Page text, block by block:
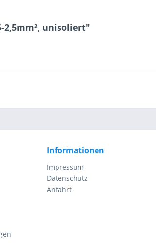
2,5mm², unisoliert"
Informationen
Impressum
Datenschutz
Anfahrt